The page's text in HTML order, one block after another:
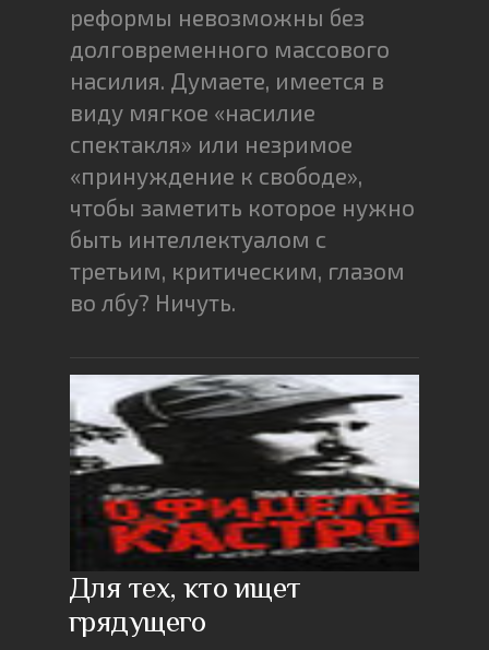
реформы невозможны без
долговременного массового
насилия. Думаете, имеется в
виду мягкое «насилие
спектакля» или незримое
«принуждение к свободе»,
чтобы заметить которое нужно
быть интеллектуалом с
третьим, критическим, глазом
во лбу? Ничуть.
Для тех, кто ищет
грядущего